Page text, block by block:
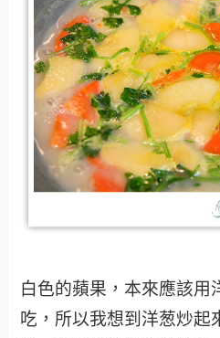
白色的蘋果，本來應該用
吃，所以我想到洋葱炒起